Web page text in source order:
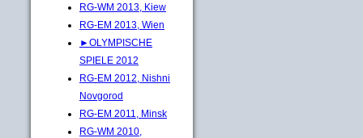
RG-WM 2013, Kiew
RG-EM 2013, Wien
►OLYMPISCHE
SPIELE 2012
RG-EM 2012, Nishni
Novgorod
RG-EM 2011, Minsk
RG-WM 2010,